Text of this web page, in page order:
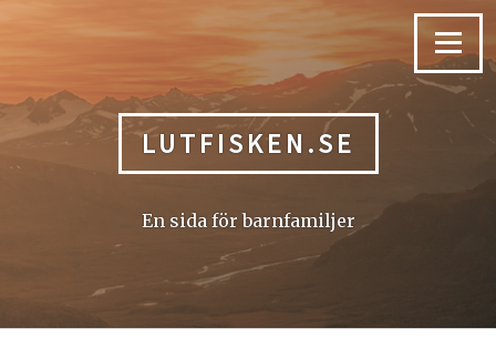
Menu
LUTFISKEN.SE
En sida för barnfamiljer